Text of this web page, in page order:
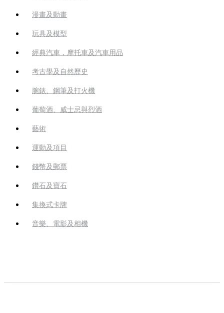
漫畫及動畫
玩具及模型
經典汽車，摩托車及汽車用品
考古學及自然歷史
腕錶、鋼筆及打火機
葡萄酒、威士忌與烈酒
藝術
運動及項目
錢幣及郵票
鑽石及寶石
集換式卡牌
音樂、電影及相機